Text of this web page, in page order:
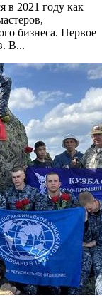
в 2021 году как
бизнеса. Первое
В...